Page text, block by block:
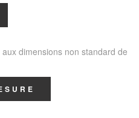
dimensions non standard de